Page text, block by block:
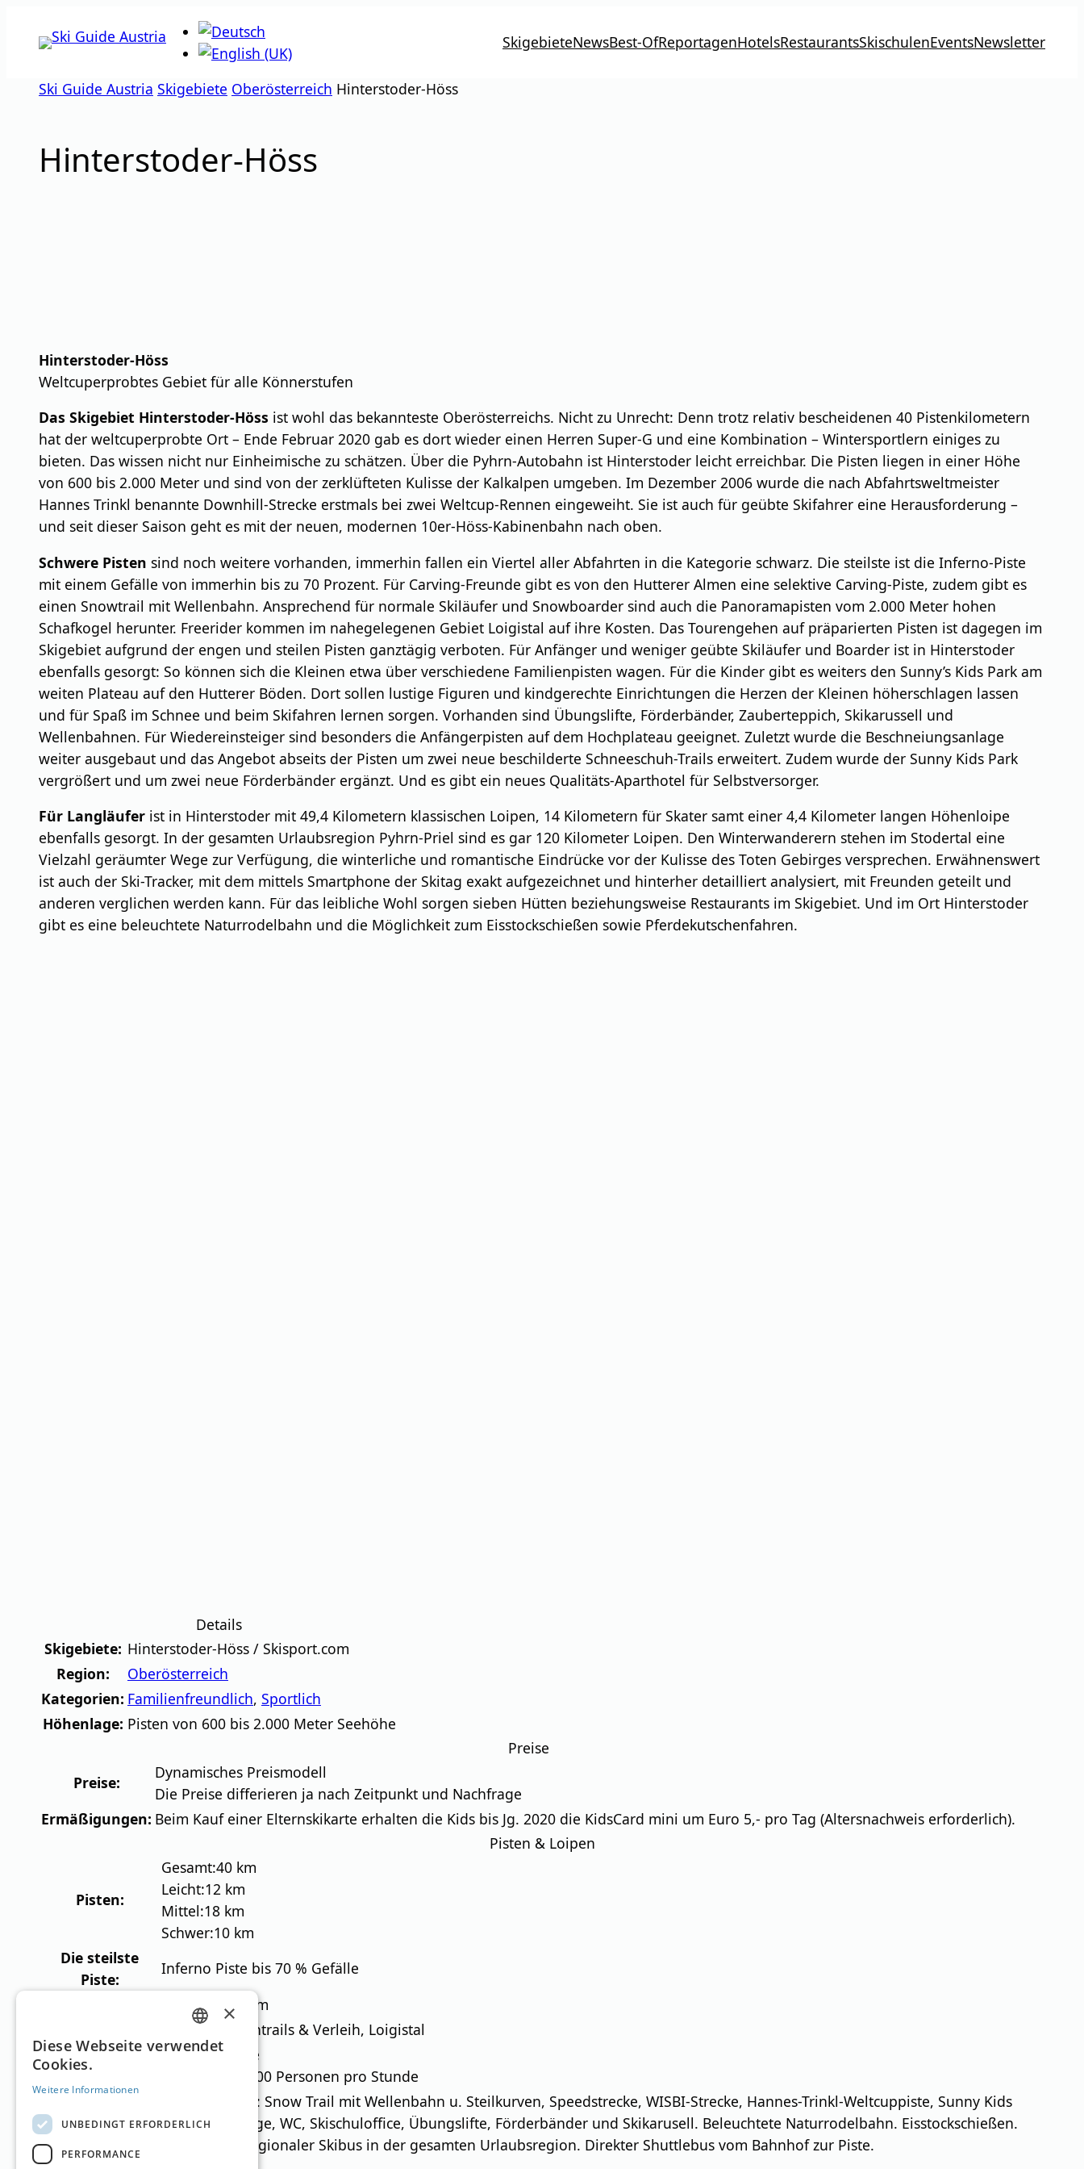
Inhalt
SkigebieteNewsBest-OfReportagenHotelsRestaurantsSkischulenEventsNewsletter
Ski Guide Austria Skigebiete Oberösterreich Hinterstoder-Höss
Hinterstoder-Höss
Hinterstoder-Höss
Weltcuperprobtes Gebiet für alle Könnerstufen
Das Skigebiet Hinterstoder-Höss ist wohl das bekannteste Oberösterreichs. Nicht zu Unrecht: Denn trotz relativ bescheidenen 40 Pistenkilometern
hat der weltcuperprobte Ort – Ende Februar 2020 gab es dort wieder einen Herren Super-G und eine Kombination – Wintersportlern einiges zu
bieten. Das wissen nicht nur Einheimische zu schätzen. Über die Pyhrn-Autobahn ist Hinterstoder leicht erreichbar. Die Pisten liegen in einer Höhe
von 600 bis 2.000 Meter und sind von der zerklüfteten Kulisse der Kalkalpen umgeben. Im Dezember 2006 wurde die nach Abfahrtsweltmeister
Hannes Trinkl benannte Downhill-Strecke erstmals bei zwei Weltcup-Rennen eingeweiht. Sie ist auch für geübte Skifahrer eine Herausforderung –
und seit dieser Saison geht es mit der neuen, modernen 10er-Höss-Kabinenbahn nach oben.
Schwere Pisten sind noch weitere vorhanden, immerhin fallen ein Viertel aller Abfahrten in die Kategorie schwarz. Die steilste ist die Inferno-Piste
mit einem Gefälle von immerhin bis zu 70 Prozent. Für Carving-Freunde gibt es von den Hutterer Almen eine selektive Carving-Piste, zudem gibt es
einen Snowtrail mit Wellenbahn. Ansprechend für normale Skiläufer und Snowboarder sind auch die Panoramapisten vom 2.000 Meter hohen
Schafkogel herunter. Freerider kommen im nahegelegenen Gebiet Loigistal auf ihre Kosten. Das Tourengehen auf präparierten Pisten ist dagegen im
Skigebiet aufgrund der engen und steilen Pisten ganztägig verboten. Für Anfänger und weniger geübte Skiläufer und Boarder ist in Hinterstoder
ebenfalls gesorgt: So können sich die Kleinen etwa über verschiedene Familienpisten wagen. Für die Kinder gibt es weiters den Sunny’s Kids Park am
weiten Plateau auf den Hutterer Böden. Dort sollen lustige Figuren und kindgerechte Einrichtungen die Herzen der Kleinen höherschlagen lassen
und für Spaß im Schnee und beim Skifahren lernen sorgen. Vorhanden sind Übungslifte, Förderbänder, Zauberteppich, Skikarussell und
Wellenbahnen. Für Wiedereinsteiger sind besonders die Anfängerpisten auf dem Hochplateau geeignet. Zuletzt wurde die Beschneiungsanlage
weiter ausgebaut und das Angebot abseits der Pisten um zwei neue beschilderte Schneeschuh-Trails erweitert. Zudem wurde der Sunny Kids Park
vergrößert und um zwei neue Förderbänder ergänzt. Und es gibt ein neues Qualitäts-Aparthotel für Selbstversorger.
Für Langläufer ist in Hinterstoder mit 49,4 Kilometern klassischen Loipen, 14 Kilometern für Skater samt einer 4,4 Kilometer langen Höhenloipe
ebenfalls gesorgt. In der gesamten Urlaubsregion Pyhrn-Priel sind es gar 120 Kilometer Loipen. Den Winterwanderern stehen im Stodertal eine
Vielzahl geräumter Wege zur Verfügung, die winterliche und romantische Eindrücke vor der Kulisse des Toten Gebirges versprechen. Erwähnenswert
ist auch der Ski-Tracker, mit dem mittels Smartphone der Skitag exakt aufgezeichnet und hinterher detailliert analysiert, mit Freunden geteilt und
anderen verglichen werden kann. Für das leibliche Wohl sorgen sieben Hütten beziehungsweise Restaurants im Skigebiet. Und im Ort Hinterstoder
gibt es eine beleuchtete Naturrodelbahn und die Möglichkeit zum Eisstockschießen sowie Pferdekutschenfahren.
Details
Skigebiete: Hinterstoder-Höss / Skisport.com
Region:
Oberösterreich
Kategorien: Familienfreundlich, Sportlich
Höhenlage: Pisten von 600 bis 2.000 Meter Seehöhe
Preise
Preise:
Dynamisches Preismodell
Die Preise differieren ja nach Zeitpunkt und Nachfrage
Ermäßigungen: Beim Kauf einer Elternskikarte erhalten die Kids bis Jg. 2020 die KidsCard mini um Euro 5,- pro Tag (Altersnachweis erforderlich).
Pisten & Loipen
Pisten:
Gesamt:40 km
Leicht:12 km
Mittel:18 km
Schwer:10 km
Die steilste
Piste:
Inferno Piste bis 70 % Gefälle
Gesamt:
63,4 km
2 Schneeschuhtrails & Verleih, Loigistal
Lifte:
Anzahl:14 Lifte
25.500 Personen pro Stunde
Besonderheiten:
Erlebnispisten: Snow Trail mit Wellenbahn u. Steilkurven, Speedstrecke, WISBI-Strecke, Hannes-Trinkl-Weltcuppiste, Sunny Kids
Park mit Lounge, WC, Skischuloffice, Übungslifte, Förderbänder und Skikarusell. Beleuchtete Naturrodelbahn. Eisstockschießen.
Kostenloser regionaler Skibus in der gesamten Urlaubsregion. Direkter Shuttlebus vom Bahnhof zur Piste.
GERMAN
×
Diese Webseite verwendet
Cookies.
Weitere Informationen
UNBEDINGT ERFORDERLICH
PERFORMANCE